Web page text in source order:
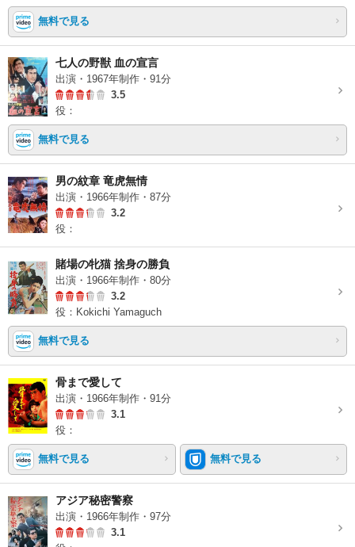
無料で見る
七人の野獣 血の宣言
出演・1967年制作・91分
3.5
役：
無料で見る
男の紋章 竜虎無情
出演・1966年制作・87分
3.2
役：
賭場の牝猫 捨身の勝負
出演・1966年制作・80分
3.2
役：Kokichi Yamaguch
無料で見る
骨まで愛して
出演・1966年制作・91分
3.1
役：
無料で見る 無料で見る
アジア秘密警察
出演・1966年制作・97分
3.1